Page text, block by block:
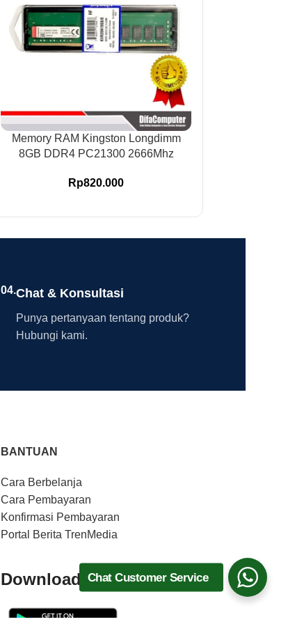
Memory RAM Kingston Longdimm
8GB DDR4 PC21300 2666Mhz
Rp820.000
04.Chat & Konsultasi
Punya pertanyaan tentang produk?
Hubungi kami.
BANTUAN
Cara Berbelanja
Cara Pembayaran
Konfirmasi Pembayaran
Portal Berita TrenMedia
Download Aplikasi
Chat Customer Service